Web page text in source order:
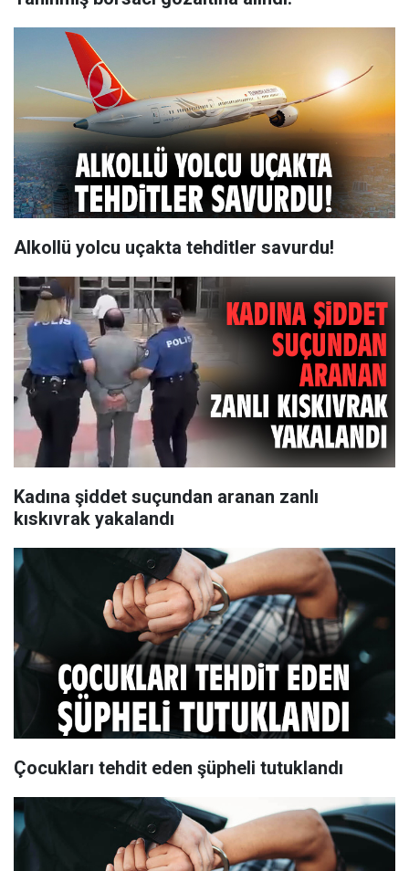
Alkollü yolcu uçakta tehditler savurdu!
Kadına şiddet suçundan aranan zanlı
kıskıvrak yakalandı
Çocukları tehdit eden şüpheli tutuklandı